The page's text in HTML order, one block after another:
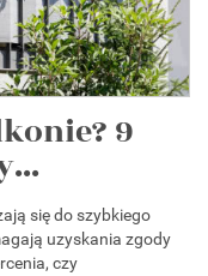
9
się do szybkiego
uzyskania zgody
czy